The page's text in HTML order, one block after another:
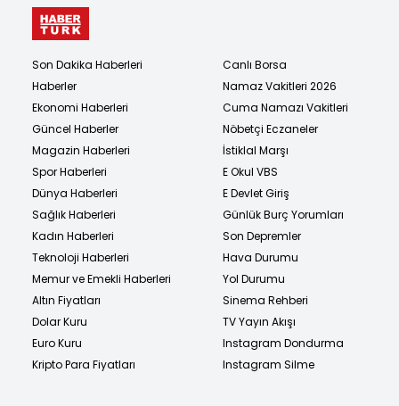
Son Dakika Haberleri
Haberler
Ekonomi Haberleri
Güncel Haberler
Magazin Haberleri
Spor Haberleri
Dünya Haberleri
Sağlık Haberleri
Kadın Haberleri
Teknoloji Haberleri
Memur ve Emekli Haberleri
Altın Fiyatları
Dolar Kuru
Euro Kuru
Kripto Para Fiyatları
Canlı Borsa
Namaz Vakitleri 2026
Cuma Namazı Vakitleri
Nöbetçi Eczaneler
İstiklal Marşı
E Okul VBS
E Devlet Giriş
Günlük Burç Yorumları
Son Depremler
Hava Durumu
Yol Durumu
Sinema Rehberi
TV Yayın Akışı
Instagram Dondurma
Instagram Silme